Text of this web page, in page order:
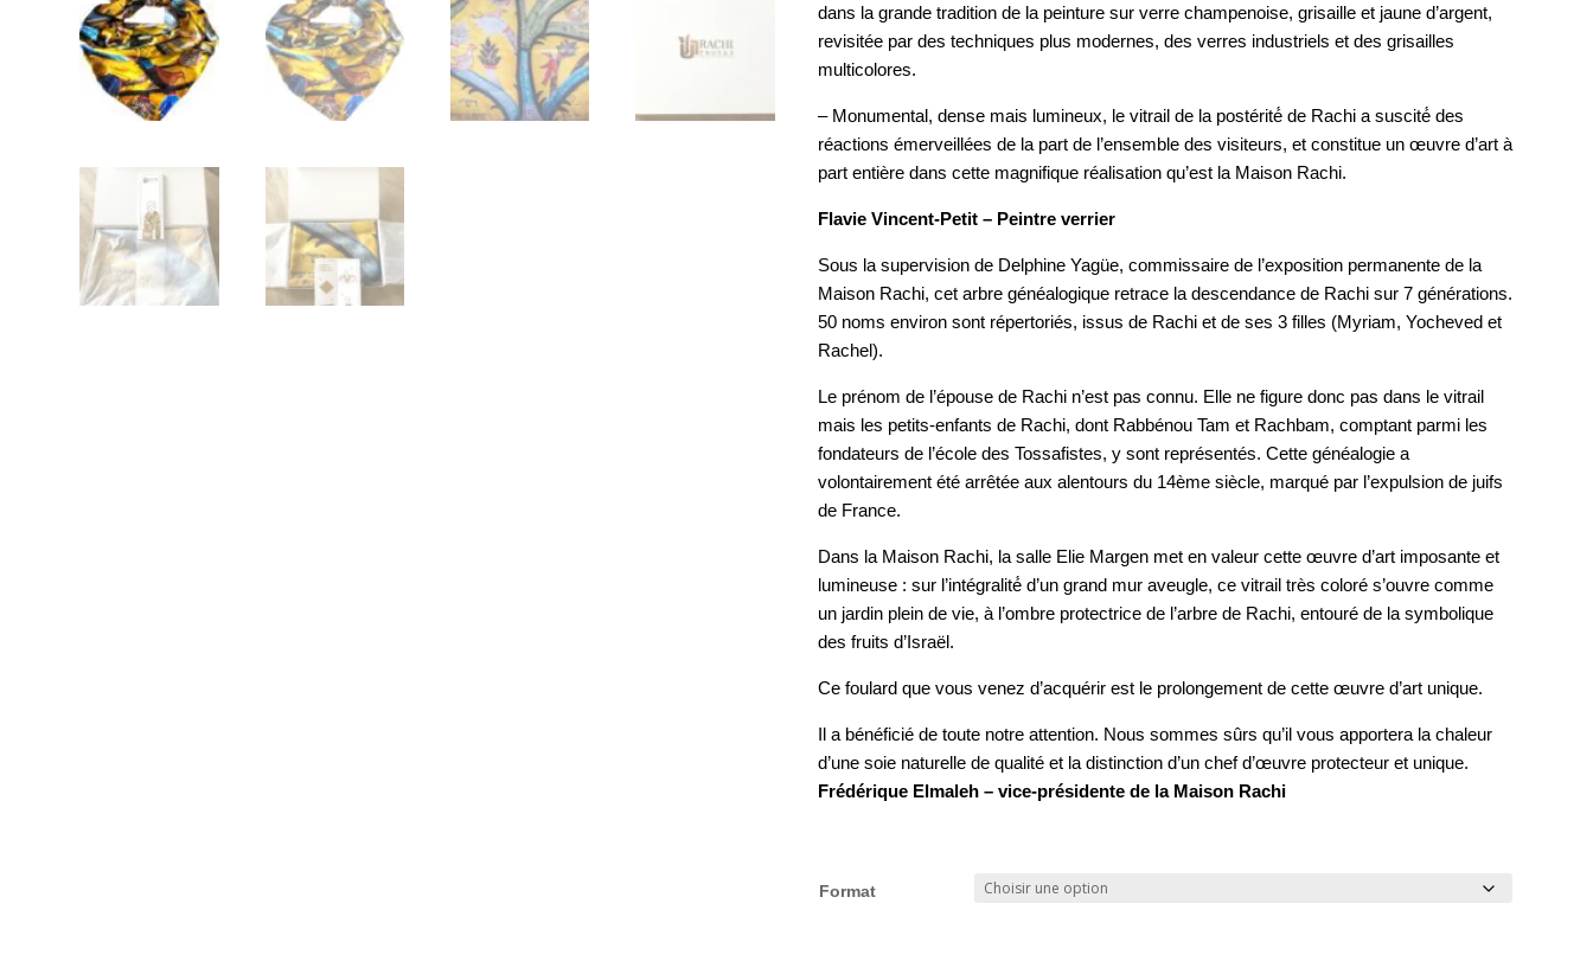
dans la grande tradition de la peinture sur verre champenoise, grisaille et jaune d’argent,
revisitée par des techniques plus modernes, des verres industriels et des grisailles
multicolores.
– Monumental, dense mais lumineux, le vitrail de la postérité́ de Rachi a suscité́ des
réactions émerveillées de la part de l’ensemble des visiteurs, et constitue un œuvre d’art à
part entière dans cette magnifique réalisation qu’est la Maison Rachi.
Flavie Vincent-Petit – Peintre verrier
Sous la supervision de Delphine Yagüe, commissaire de l’exposition permanente de la
Maison Rachi, cet arbre généalogique retrace la descendance de Rachi sur 7 générations.
50 noms environ sont répertoriés, issus de Rachi et de ses 3 filles (Myriam, Yocheved et
Rachel).
Le prénom de l’épouse de Rachi n’est pas connu. Elle ne figure donc pas dans le vitrail
mais les petits-enfants de Rachi, dont Rabbénou Tam et Rachbam, comptant parmi les
fondateurs de l’école des Tossafistes, y sont représentés. Cette généalogie a
volontairement été arrêtée aux alentours du 14ème siècle, marqué par l’expulsion de juifs
de France.
Dans la Maison Rachi, la salle Elie Margen met en valeur cette œuvre d’art imposante et
lumineuse : sur l’intégralité́ d’un grand mur aveugle, ce vitrail très coloré s’ouvre comme
un jardin plein de vie, à l’ombre protectrice de l’arbre de Rachi, entouré de la symbolique
des fruits d’Israël.
Ce foulard que vous venez d’acquérir est le prolongement de cette œuvre d’art unique.
Il a bénéficié de toute notre attention. Nous sommes sûrs qu’il vous apportera la chaleur
d’une soie naturelle de qualité et la distinction d’un chef d’œuvre protecteur et unique.
Frédérique Elmaleh – vice-présidente de la Maison Rachi
Format